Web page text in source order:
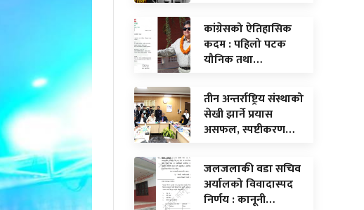
कांग्रेसको ऐतिहासिक
कदम : पहिलो पटक
यौनिक तथा…
तीन अन्तर्राष्ट्रिय संस्थाको
सेखी झार्ने प्रयास
असफल, स्पष्टीकरण…
जलजलाकी वडा सचिव
अर्यालको विवादास्पद
निर्णय : कानूनी…